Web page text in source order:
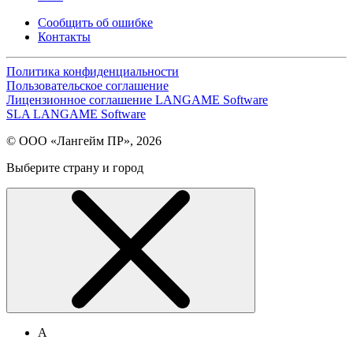
Сообщить об ошибке
Контакты
Политика конфиденциальности
Пользовательское соглашение
Лицензионное соглашение LANGAME Software
SLA LANGAME Software
© ООО «Лангейм ПР», 2026
Выберите страну и город
А